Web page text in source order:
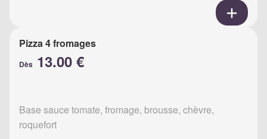
Pizza 4 fromages
Dès 13.00 €
Base sauce tomate, fromage, brousse, chèvre,
roquefort